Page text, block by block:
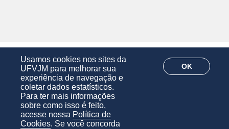
Usamos cookies nos sites da
UFVJM para melhorar sua
experiência de navegação e
coletar dados estatísticos.
Para ter mais informações
sobre como isso é feito,
acesse nossa Política de
Cookies. Se você concorda
OK